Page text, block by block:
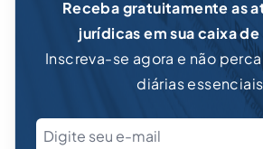
Receba gratuitamente as
jurídicas em sua caixa
Inscreva-se agora e não
diárias